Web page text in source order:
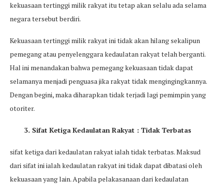
kekuasaan tertinggi milik rakyat itu tetap akan selalu ada selama
negara tersebut berdiri.
Kekuasaan tertinggi milik rakyat ini tidak akan hilang sekalipun
pemegang atau penyelenggara kedaulatan rakyat telah berganti.
Hal ini menandakan bahwa pemegang kekuasaan tidak dapat
selamanya menjadi penguasa jika rakyat tidak mengingingkannya.
Dengan begini, maka diharapkan tidak terjadi lagi pemimpin yang
otoriter.
3. Sifat Ketiga Kedaulatan Rakyat : Tidak Terbatas
sifat ketiga dari kedaulatan rakyat ialah tidak terbatas. Maksud
dari sifat ini ialah kedaulatan rakyat ini tidak dapat dibatasi oleh
kekuasaan yang lain. Apabila pelakasanaan dari kedaulatan